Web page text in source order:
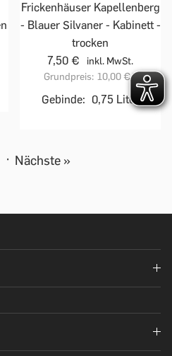
Frickenhäuser Kapellenberg
- Blauer Silvaner - Kabinett -
trocken
7,50 €
inkl. MwSt.
Grundpreis: 10,00 €/l
Gebinde: 0,75 Liter
· Nächste »